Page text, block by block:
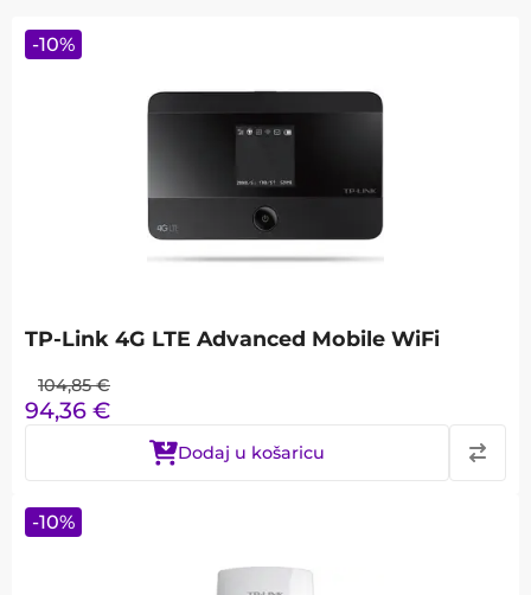
TP-Link 4G LTE Advanced Mobile WiFi
104,85 €
94,36 €
Dodaj u košaricu
-10%
-10%